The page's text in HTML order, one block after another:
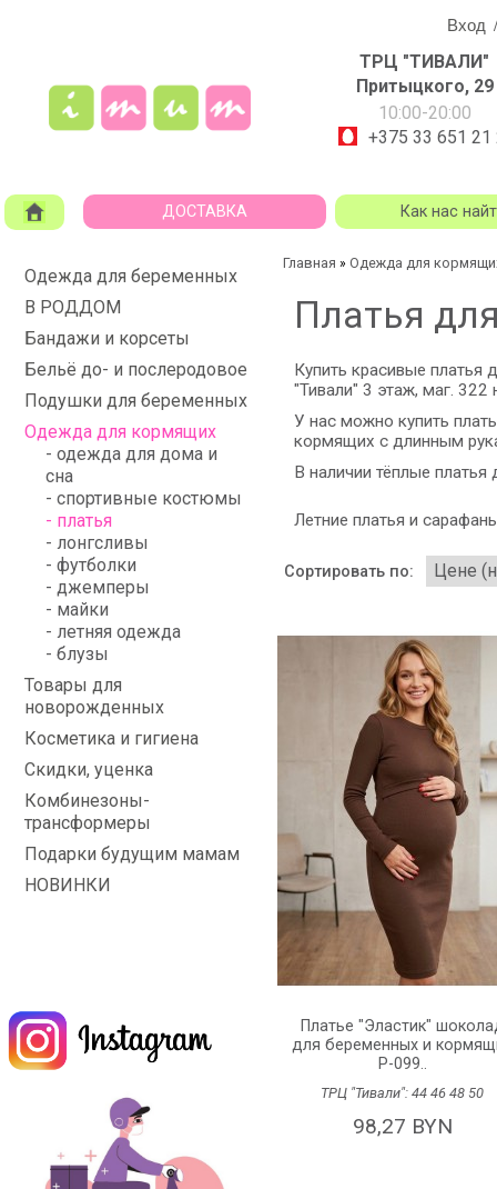
Вход
ТРЦ "ТИВАЛИ"
Притыцкого, 29
10:00-20:00
+375 33 651 21
ДОСТАВКА Как нас
Одежда для беременных
В РОДДОМ
Бандажи и корсеты
Бельё до- и послеродовое
Подушки для беременных
Одежда для кормящих
- одежда для дома и
сна
- спортивные костюмы
- платья
- лонгсливы
- футболки
- джемперы
- майки
- летняя одежда
- блузы
Товары для
новорожденных
Косметика и гигиена
Скидки, уценка
Комбинезоны-
трансформеры
Подарки будущим мамам
НОВИНКИ
Главная » Одежда для
Платья
Купить красивые
"Тивали" 3 этаж, маг. 322
У нас можно купить
кормящих с длинным
В наличии тёплые
Летние платья и
Сортировать по:
Платье "Эластик"
для беременных и
P-099..
ТРЦ "Тивали":444648 50
98,27 BYN